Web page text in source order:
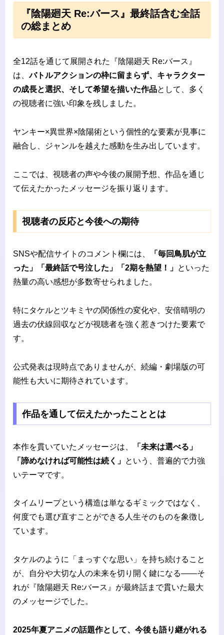
『陰陽廻天 Re:バース』最終話含む全話
の総まとめ
全12話を通じて展開された『陰陽廻天 Re:バース』
は、バトルアクションの枠に留まらず、キャラクター
の成長と選択、そして希望を描いた作品として、多く
の視聴者に強い印象を残しました。
ヤンキー×異世界×陰陽術という個性的な要素が見事に
融合し、ジャンルを越えた感動を生み出しています。
ここでは、視聴者の声や今後の展開予想、作品を通じ
て伝えたかったメッセージを振り返ります。
視聴者の反応と今後への期待
SNSや配信サイトのコメント欄には、
「毎回鳥肌が立
った」「最終話で号泣した」「2期を熱望！」 といった
熱量の高い感想が多数寄せられました。
特にタケルとツキミヤの関係性の変化や、安倍晴明の
過去の伏線回収などが視聴者を強く惹きつけた要素で
す。
公式発表は現時点でありませんが、続編・劇場版の可
能性も大いに期待されています。
作品を通して伝えたかったこととは
本作を貫いていたメッセージは、
「未来は選べる」
「諦めなければ可能性は続く」 という、普遍的で力強
いテーマです。
タイムリープという構造は単なるギミックではなく、
何度でも選び直すことができる人生そのものを象徴し
ています。
タケルのように「まっすぐな思い」を持ち続けること
が、自分や大切な人の未来を切り開く鍵になる——そ
れが『陰陽廻天 Re:バース』が最終話まで貫いた最大
のメッセージでした。
2025年夏アニメの話題作として、今後も語り継がれる